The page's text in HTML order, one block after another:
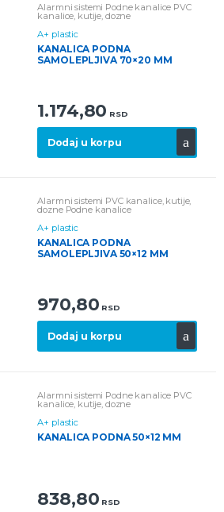
Alarmni sistemi Podne kanalice PVC
kanalice, kutije, dozne
A+ plastic
KANALICA PODNA
SAMOLEPLJIVA 70×20 MM
1.174,80 RSD
Dodaj u korpu
Alarmni sistemi PVC kanalice, kutije,
dozne Podne kanalice
A+ plastic
KANALICA PODNA
SAMOLEPLJIVA 50×12 MM
970,80 RSD
Dodaj u korpu
Alarmni sistemi Podne kanalice PVC
kanalice, kutije, dozne
A+ plastic
KANALICA PODNA 50×12 MM
838,80 RSD